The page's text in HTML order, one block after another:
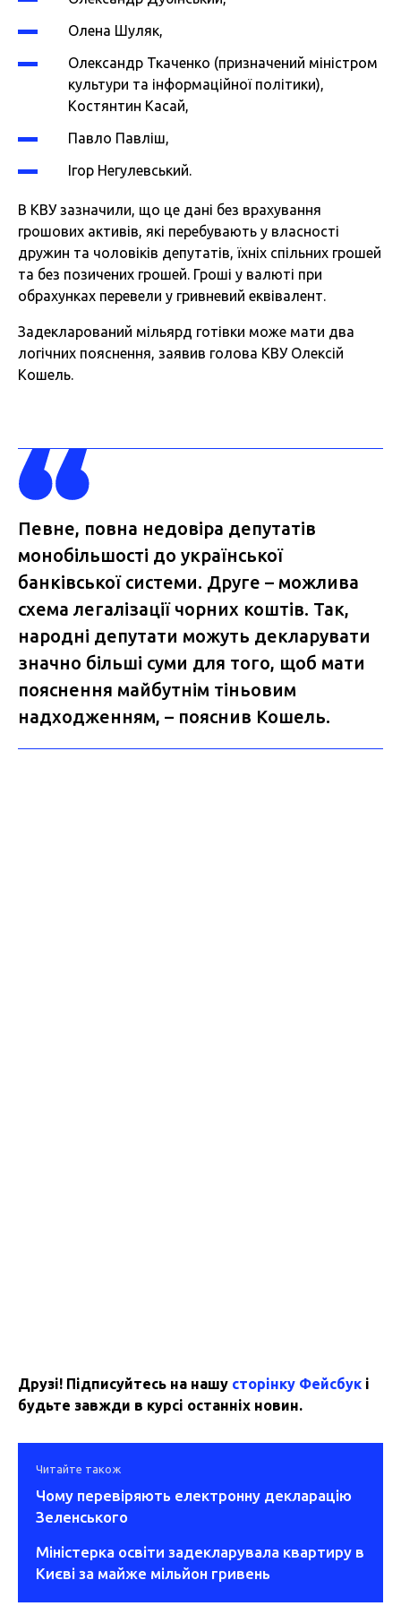
Олена Шуляк,
Олександр Ткаченко (призначений міністром
культури та інформаційної політики),
Костянтин Касай,
Павло Павліш,
Ігор Негулевський.
В КВУ зазначили, що це дані без врахування
грошових активів, які перебувають у власності
дружин та чоловіків депутатів, їхніх спільних грошей
та без позичених грошей. Гроші у валюті при
обрахунках перевели у гривневий еквівалент.
Задекларований мільярд готівки може мати два
логічних пояснення, заявив голова КВУ Олексій
Кошель.
Певне, повна недовіра депутатів
монобільшості до української
банківської системи. Друге – можлива
схема легалізації чорних коштів. Так,
народні депутати можуть декларувати
значно більші суми для того, щоб мати
пояснення майбутнім тіньовим
надходженням, – пояснив Кошель.
Друзі! Підписуйтесь на нашу сторінку Фейсбук і
будьте завжди в курсі останніх новин.
Читайте також
Чому перевіряють електронну декларацію
Зеленського
Міністерка освіти задекларувала квартиру в
Києві за майже мільйон гривень